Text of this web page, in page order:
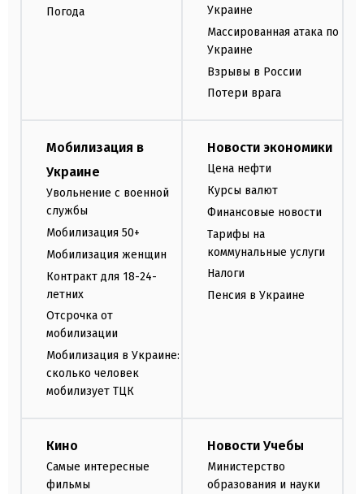
Погода
Украине
Массированная атака по
Украине
Взрывы в России
Потери врага
Мобилизация в
Украине
Увольнение с военной
службы
Мобилизация 50+
Мобилизация женщин
Контракт для 18-24-
летних
Отсрочка от
мобилизации
Мобилизация в Украине:
сколько человек
мобилизует ТЦК
Новости экономики
Цена нефти
Курсы валют
Финансовые новости
Тарифы на
коммунальные услуги
Налоги
Пенсия в Украине
Кино
Самые интересные
фильмы
Новости Учебы
Министерство
образования и науки